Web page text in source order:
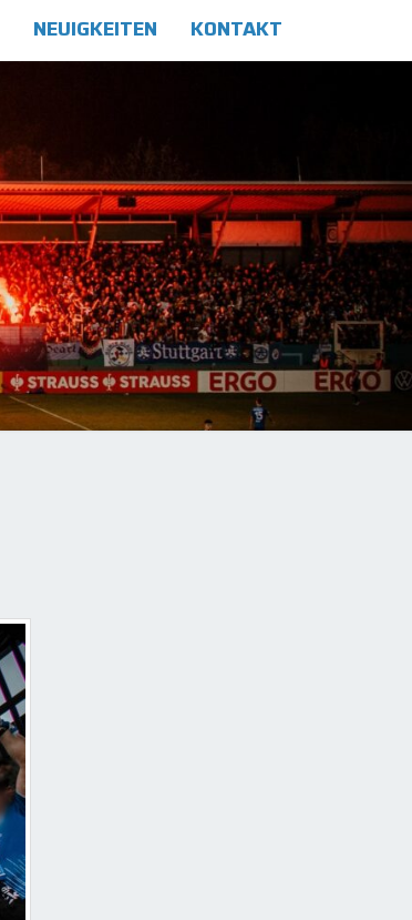
NEUIGKEITEN KONTAKT